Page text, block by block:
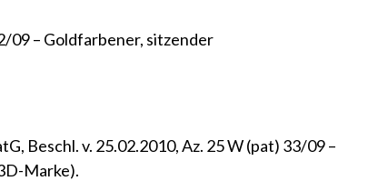
09 – Goldfarbener, sitzender
Beschl. v. 25.02.2010, Az. 25 W (pat) 33/09 –
Marke).